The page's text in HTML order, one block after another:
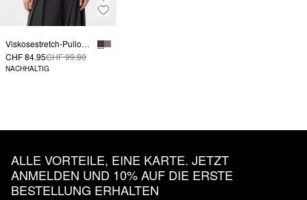
Viskosestretch-Pullover mit Rippdetails
CHF 84.95CHF 99.90
NACHHALTIG
ALLE VORTEILE, EINE KARTE. JETZT
ANMELDEN UND 10% AUF DIE ERSTE
BESTELLUNG ERHALTEN